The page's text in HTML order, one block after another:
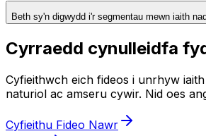
Beth sy'n digwydd i'r segmentau mewn iaith
Cyrraedd cynulleidfa
Cyfieithwch eich fideos i unrhyw
naturiol ac amseru cywir. Nid oes
Cyfieithu Fideo Nawr